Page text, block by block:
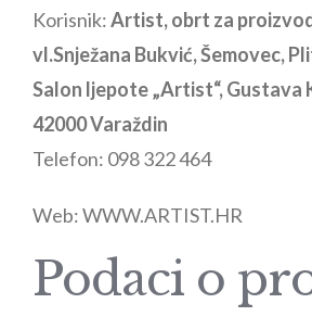
Korisnik:Artist, obrt za
vl.Snježana Bukvić, Šemovec,
Salon ljepote „Artist“, Gustava
42000 Varaždin
Telefon: 098 322 464
Web: WWW.ARTIST.HR
Podaci o